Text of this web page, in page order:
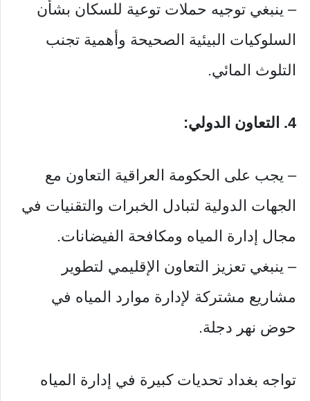
– ينبغي توجيه حملات توعية للسكان بشأن
السلوكيات البيئية الصحيحة وأهمية تجنب
التلوث المائي.
4. التعاون الدولي:
– يجب على الحكومة العراقية التعاون مع
الجهات الدولية لتبادل الخبرات والتقنيات في
مجال إدارة المياه ومكافحة الفيضانات.
– ينبغي تعزيز التعاون الإقليمي لتطوير
مشاريع مشتركة لإدارة موارد المياه في
حوض نهر دجلة.
تواجه بغداد تحديات كبيرة في إدارة المياه